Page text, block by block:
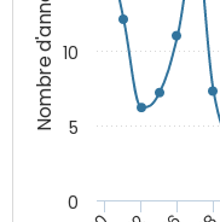
Nombre d'années
0
5
10